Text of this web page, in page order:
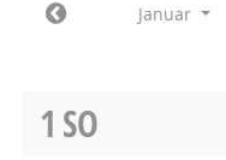
Januar
1 SO